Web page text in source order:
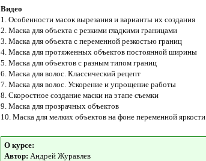
Видео
1. Особенности масок вырезания и варианты их создания
2. Маска для объекта с резкими гладкими границами
3. Маска для объекта с переменной резкостью границ
4. Маска для протяженных объектов постоянной ширины
5. Маска для объектов с разным типом границ
6. Маска для волос. Классический рецепт
7. Маска для волос. Ускорение и упрощение работы
8. Скоростное создание маски на этапе съемки
9. Маска для прозрачных объектов
10. Маска для мелких объектов на фоне переменной яркости
О курсе:
Автор: Андрей Журавлев